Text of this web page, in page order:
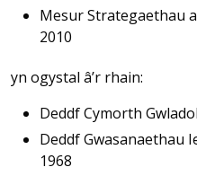
Mesur Strategaethau
2010
yn ogystal â’r rhain:
Deddf Cymorth
Deddf Gwasanaethau
1968